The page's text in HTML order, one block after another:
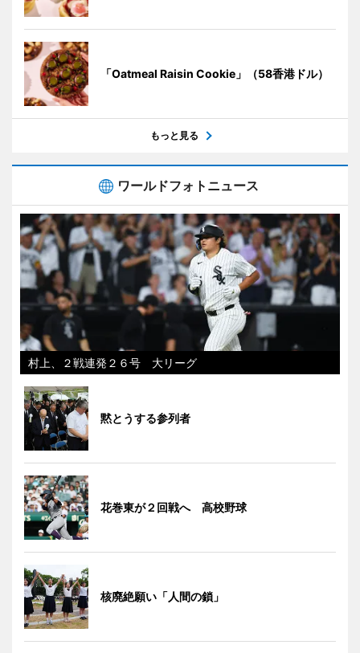
「Oatmeal Raisin Cookie」（58香港ドル）
もっと見る
ワールドフォトニュース
村上、２戦連発２６号 大リーグ
黙とうする参列者
花巻東が２回戦へ 高校野球
核廃絶願い「人間の鎖」